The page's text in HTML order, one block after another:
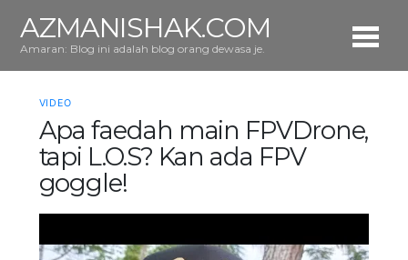
AZMANISHAK.COM
Amaran: Blog ini adalah blog orang dewasa je.
VIDEO
Apa faedah main FPVDrone,
tapi L.O.S? Kan ada FPV
goggle!